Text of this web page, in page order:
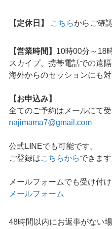
【定休日】 こちらからご確
【営業時間】 10時00分～18
スカイプ、携帯電話での遠
海外からのセッションにも
【お申込み】
全てのご予約はメールにて受
najimama7@gmail.com
公式LINEでも可能です。
ご登録はこちらからできます
メールフォームでも受け付け
メールフォーム
48時間以内にお返事がない